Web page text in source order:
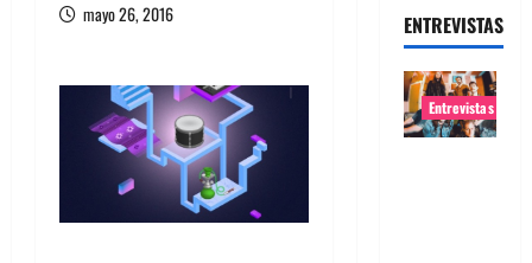
mayo 26, 2016
ENTREVISTAS
Entrevistas